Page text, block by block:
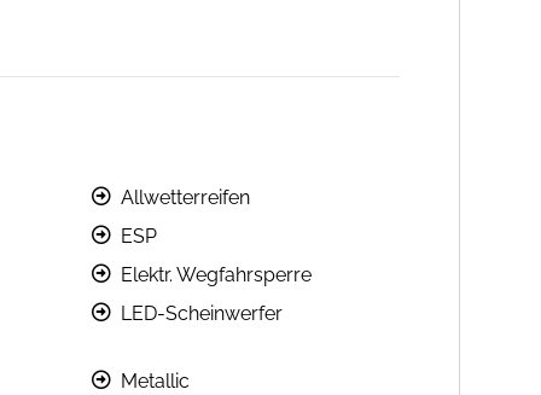
Allwetterreifen
ESP
Elektr. Wegfahrsperre
LED-Scheinwerfer
Metallic